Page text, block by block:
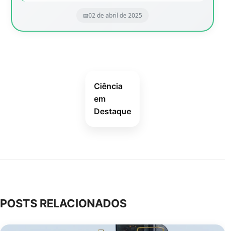
02 de abril de 2025
Ciência
em
Destaque
POSTS RELACIONADOS